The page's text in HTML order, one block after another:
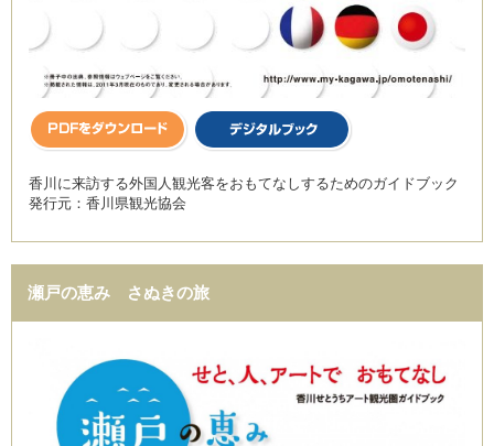
香川に来訪する外国人観光客をおもてなしするためのガイドブック
発行元：香川県観光協会
瀬戸の恵み さぬきの旅